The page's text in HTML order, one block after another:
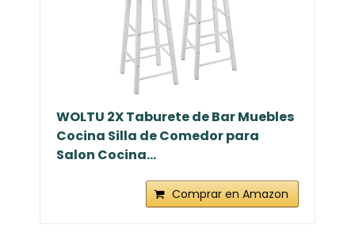
WOLTU 2X Taburete de Bar Muebles
Cocina Silla de Comedor para
Salon Cocina...
Comprar en Amazon